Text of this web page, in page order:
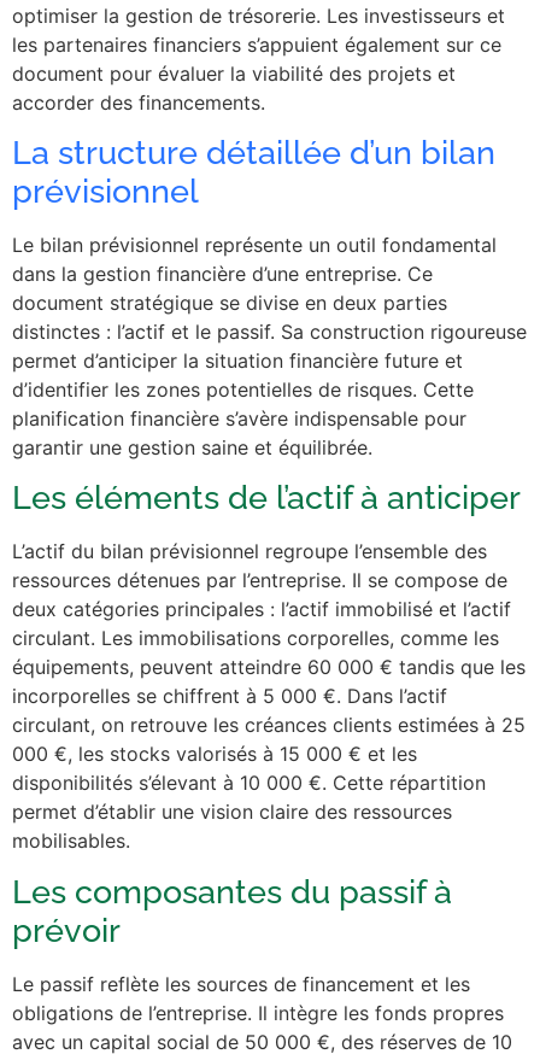
optimiser la gestion de trésorerie. Les investisseurs et
les partenaires financiers s’appuient également sur ce
document pour évaluer la viabilité des projets et
accorder des financements.
La structure détaillée d’un bilan
prévisionnel
Le bilan prévisionnel représente un outil fondamental
dans la gestion financière d’une entreprise. Ce
document stratégique se divise en deux parties
distinctes : l’actif et le passif. Sa construction rigoureuse
permet d’anticiper la situation financière future et
d’identifier les zones potentielles de risques. Cette
planification financière s’avère indispensable pour
garantir une gestion saine et équilibrée.
Les éléments de l’actif à anticiper
L’actif du bilan prévisionnel regroupe l’ensemble des
ressources détenues par l’entreprise. Il se compose de
deux catégories principales : l’actif immobilisé et l’actif
circulant. Les immobilisations corporelles, comme les
équipements, peuvent atteindre 60 000 € tandis que les
incorporelles se chiffrent à 5 000 €. Dans l’actif
circulant, on retrouve les créances clients estimées à 25
000 €, les stocks valorisés à 15 000 € et les
disponibilités s’élevant à 10 000 €. Cette répartition
permet d’établir une vision claire des ressources
mobilisables.
Les composantes du passif à
prévoir
Le passif reflète les sources de financement et les
obligations de l’entreprise. Il intègre les fonds propres
avec un capital social de 50 000 €, des réserves de 10